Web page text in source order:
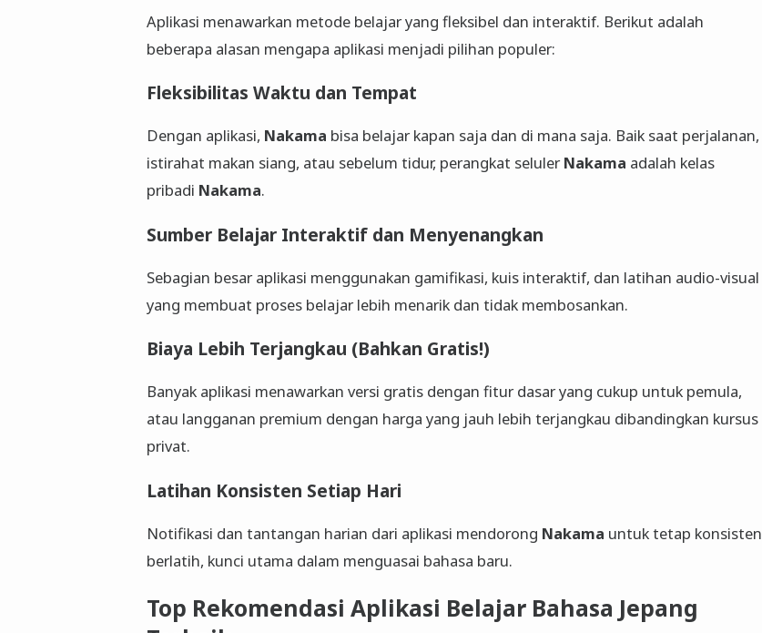
Aplikasi menawarkan metode belajar yang fleksibel dan interaktif. Berikut adalah
beberapa alasan mengapa aplikasi menjadi pilihan populer:
Fleksibilitas Waktu dan Tempat
Dengan aplikasi, Nakama bisa belajar kapan saja dan di mana saja. Baik saat perjalanan,
istirahat makan siang, atau sebelum tidur, perangkat selulerNakama adalah kelas
pribadi Nakama.
Sumber Belajar Interaktif dan Menyenangkan
Sebagian besar aplikasi menggunakan gamifikasi, kuis interaktif, dan latihan audio-visual
yang membuat proses belajar lebih menarik dan tidak membosankan.
Biaya Lebih Terjangkau (Bahkan Gratis!)
Banyak aplikasi menawarkan versi gratis dengan fitur dasar yang cukup untuk pemula,
atau langganan premium dengan harga yang jauh lebih terjangkau dibandingkan kursus
privat.
Latihan Konsisten Setiap Hari
Notifikasi dan tantangan harian dari aplikasi mendorong Nakama untuk tetap konsisten
berlatih, kunci utama dalam menguasai bahasa baru.
Top Rekomendasi Aplikasi Belajar Bahasa Jepang